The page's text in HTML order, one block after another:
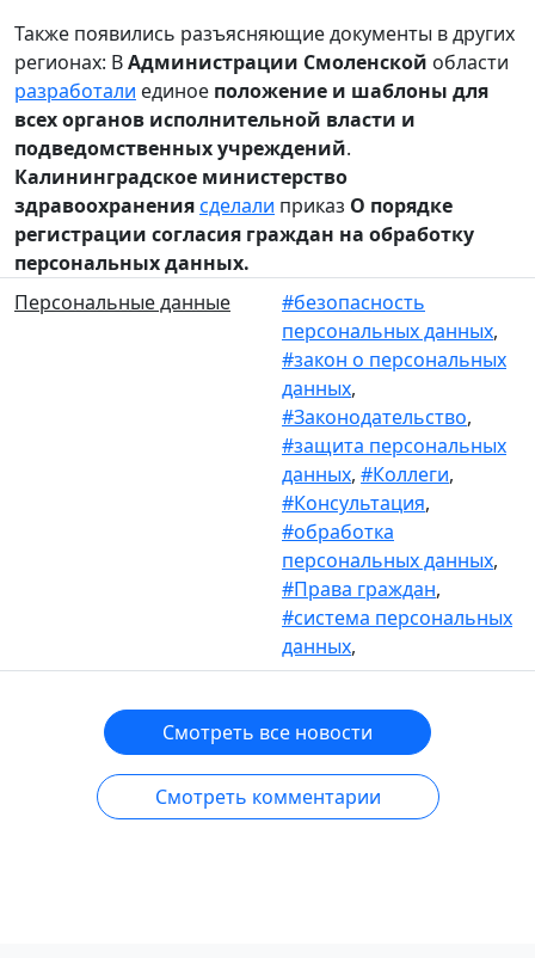
Также появились разъясняющие документы в других
регионах: ВАдминистрации Смоленской области
разработали единое положение и шаблоны для
всех органов исполнительной власти и
подведомственных учреждений.
Калининградское министерство
здравоохранениясделали приказ О порядке
регистрации согласия граждан на обработку
персональных данных.
Персональные данные
#безопасность
персональных данных,
#закон о персональных
данных,
#Законодательство,
#защита персональных
данных, #Коллеги,
#Консультация,
#обработка
персональных данных,
#Права граждан,
#система персональных
данных,
Смотреть все новости
Смотреть комментарии